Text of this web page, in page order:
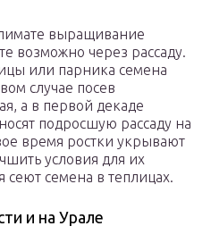
выращивание
возможно через рассаду.
или парника семена
случае посев
а в первой декаде
подросшую рассаду на
время ростки укрывают
условия для их
семена в теплицах.
и на Урале